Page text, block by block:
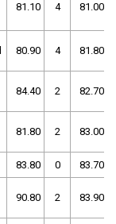
81.10 4 81.00
80.90 4 81.80
84.40 2 82.70
81.80 2 83.00
83.80 0 83.70
90.80 2 83.90